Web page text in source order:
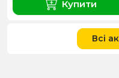
Купити
Всі